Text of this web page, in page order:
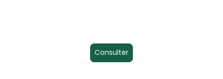
Consulter